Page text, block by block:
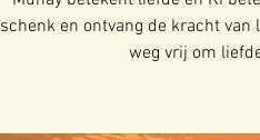
schenk en ontvang de kracht
weg vrij om